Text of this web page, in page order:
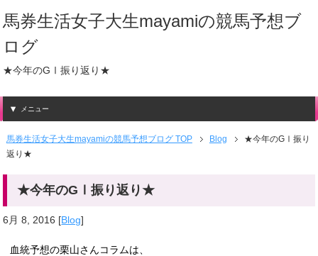
馬券生活女子大生mayamiの競馬予想ブ
ログ
★今年のGⅠ振り返り★
メニュー
馬券生活女子大生mayamiの競馬予想ブログ TOP Blog
★今年のGⅠ振り
返り★
★今年のGⅠ振り返り★
6月 8, 2016 [Blog]
血統予想の栗山さんコラムは、